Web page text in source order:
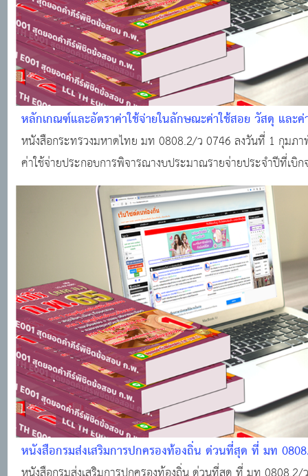
หลักเกณฑ์และอัตราค่าใช้จ่ายในลักษณะค่าใช้สอย วัสดุ และ
หนังสือกระทรวงมหาดไทย มท 0808.2/ว 0746 ลงวันที่ 1 กุมภ
ค่าใช้จ่ายประกอบการพิจารณางบประมาณรายจ่ายประจำปีที่เบิ
สาธารณูปโภค หนังสือที่อ้างถึง หนังสือกระทรวงมหาดไทย ที่ มท
หนังสือกรมส่งเสริมการปกครองท้องถิ่น ด่วนที่สุด ที่ มท